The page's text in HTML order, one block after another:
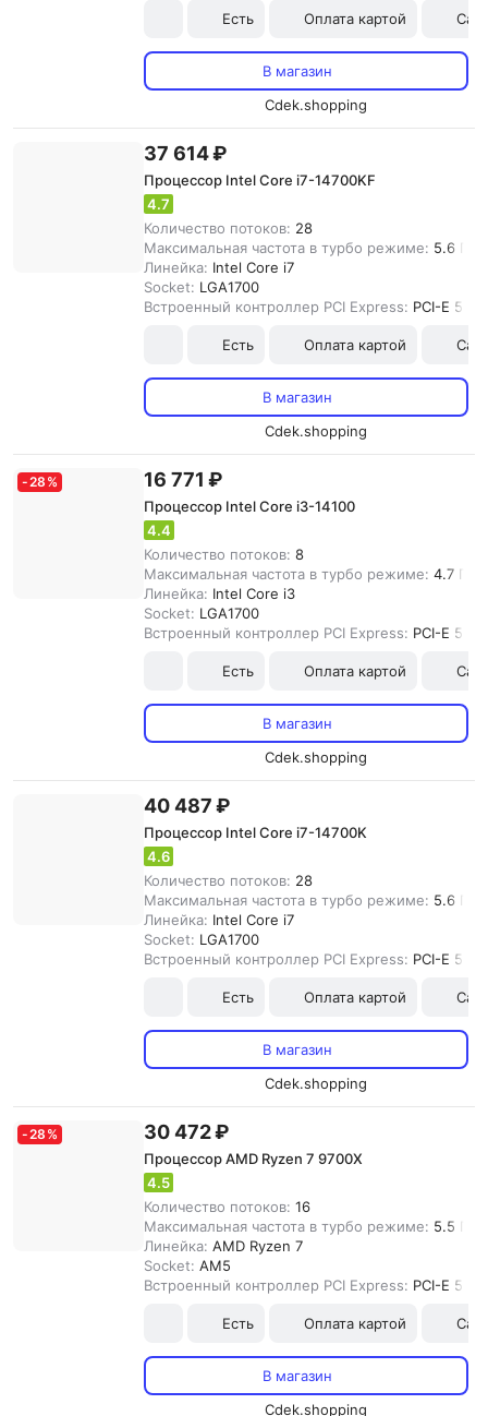
Есть Оплата картой
В магазин
Cdek.shopping
37 614 ₽
Процессор Intel Core i7-14700KF
4.7
Количество потоков: 28
Максимальная частота в турбо режиме: 5.6 ГГц
Линейка: Intel Core i7
Socket: LGA1700
Встроенный контроллер PCI Express: PCI-E 5.0
Есть Оплата картой
В магазин
Cdek.shopping
-28 % 16 771 ₽
Процессор Intel Core i3-14100
4.4
Количество потоков: 8
Максимальная частота в турбо режиме: 4.7 ГГц
Линейка: Intel Core i3
Socket: LGA1700
Встроенный контроллер PCI Express: PCI-E 5.0
Есть Оплата картой
В магазин
Cdek.shopping
40 487 ₽
Процессор Intel Core i7-14700K
4.6
Количество потоков: 28
Максимальная частота в турбо режиме: 5.6 ГГц
Линейка: Intel Core i7
Socket: LGA1700
Встроенный контроллер PCI Express: PCI-E 5.0
Есть Оплата картой
В магазин
Cdek.shopping
-28 % 30 472 ₽
Процессор AMD Ryzen 7 9700X
4.5
Количество потоков: 16
Максимальная частота в турбо режиме: 5.5 ГГц
Линейка: AMD Ryzen 7
Socket: AM5
Встроенный контроллер PCI Express: PCI-E 5.0
Есть Оплата картой
В магазин
Cdek.shopping